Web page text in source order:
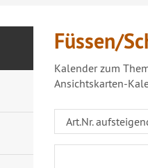
Füssen/
Kalender zum
Ansichtskarten-